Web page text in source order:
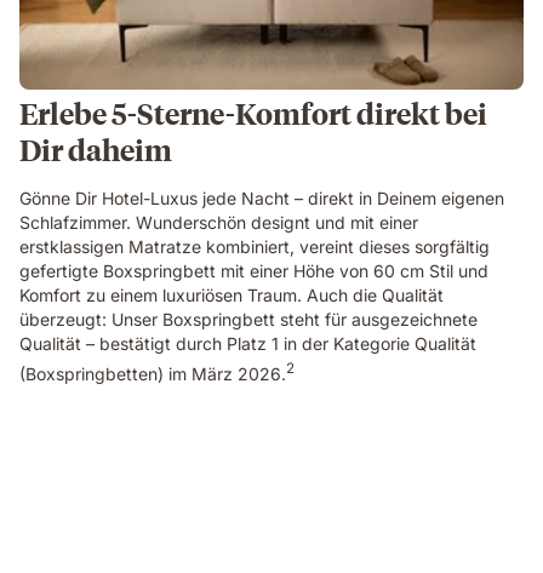
Erlebe 5-Sterne-Komfort direkt bei
Dir daheim
Gönne Dir Hotel-Luxus jede Nacht – direkt in Deinem eigenen
Schlafzimmer. Wunderschön designt und mit einer
erstklassigen Matratze kombiniert, vereint dieses sorgfältig
gefertigte Boxspringbett mit einer Höhe von 60 cm Stil und
Komfort zu einem luxuriösen Traum. Auch die Qualität
überzeugt: Unser Boxspringbett steht für ausgezeichnete
Qualität – bestätigt durch Platz 1 in der Kategorie Qualität
(Boxspringbetten) im März 2026.2